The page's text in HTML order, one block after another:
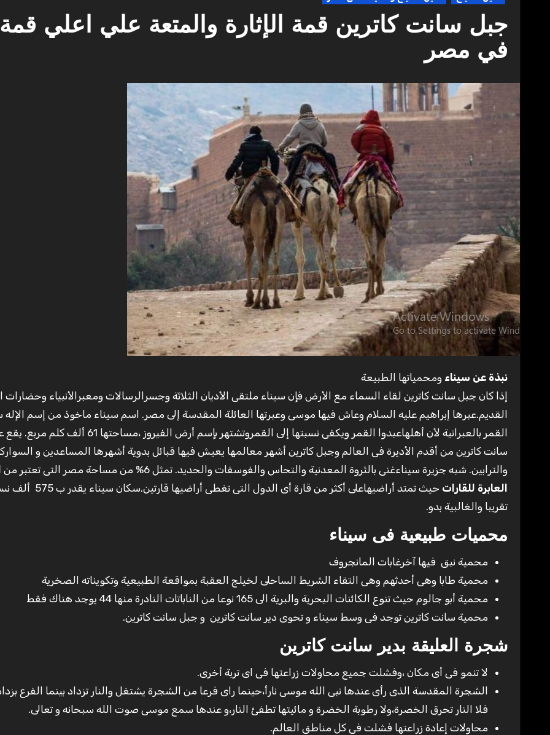
جبل سانت كاترين قمة الإثارة والمتعة علي اعلي قمة
في مصر
نبذة عن سيناء ومحمياتها الطبيعة
القديم.عبرها إبراهيم عليه السلام وعاش فيها موسى وعبرتها العائلة المقدسة إلى مصر. اسم سيناء ماخوذ من إسم الإله
القمر بالعبرانية لأن أهلهاعبدوا القمر ويكفى نسبتها إلى القمروتشتهر بإسم أرض الفيروز
سانت كاترين من أقدم الأديرة فى العالم وجبل كاترين أشهر معالمها يعيش فيها قبائل بدوية أشهرها المساعدين و
والترابين. شبه جزيرة سيناءغنى بالثروة المعدنية والتحاس والفوسفات والحديد. تمثل 6% من مساحة مصر التى تعتبر من
العابرة للقارات
حيث تمتد أراضيهاعلى أكثر من قارة أى الدول التى تغطى أراضيها
تقريبا والغالبية بدو.
محميات طبيعية فى سيناء
محمية نبق فيها آخرغابات المانجروف
محمية طابا وهى أحدثهم وهى التقاء الشريط الساحلى لخيلج العقبة بمواقعة الطبيعية وتكويناته الصخرية
محمية أبو جالوم حيث تنوع الكائنات البحرية والبرية الى 165 نوعا من الناباتات النادرة منها 44 يوجد هناك فقط
محمية سانت كاترين توجد فى وسط سيناء و تحوى دير سانت كاترين و جبل سانت كاترين.
شجرة العليقة بدير سانت كاترين
لا تنمو فى أى مكان ،وفشلت جميع محاولات زراعتها فى اى تربة أخرى.
الشجرة المقدسة الذى رأى عندها نبى الله موسى نارأ،حينما راى فرعا من الشجرة يشتغل والنار تزداد بينما الفرع
فلا النار تحرق الخصرة،ولا رطوبة الخضرة و مائيتها تطفئ النار،و عندها سمع موسى صوت الله سبحانه و تعالى.
محاولات إعادة زراعتها فشلت فى كل مناطق العالم.